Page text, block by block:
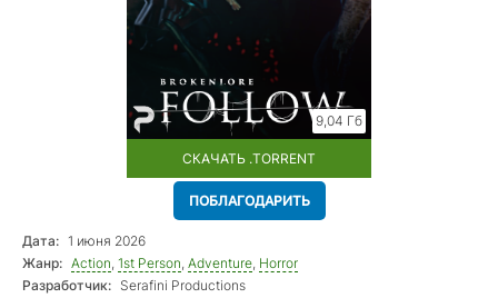
9,04 Гб
СКАЧАТЬ .TORRENT
ПОБЛАГОДАРИТЬ
Дата: 1 июня 2026
Жанр: Action, 1st Person, Adventure, Horror
Разработчик: Serafini Productions